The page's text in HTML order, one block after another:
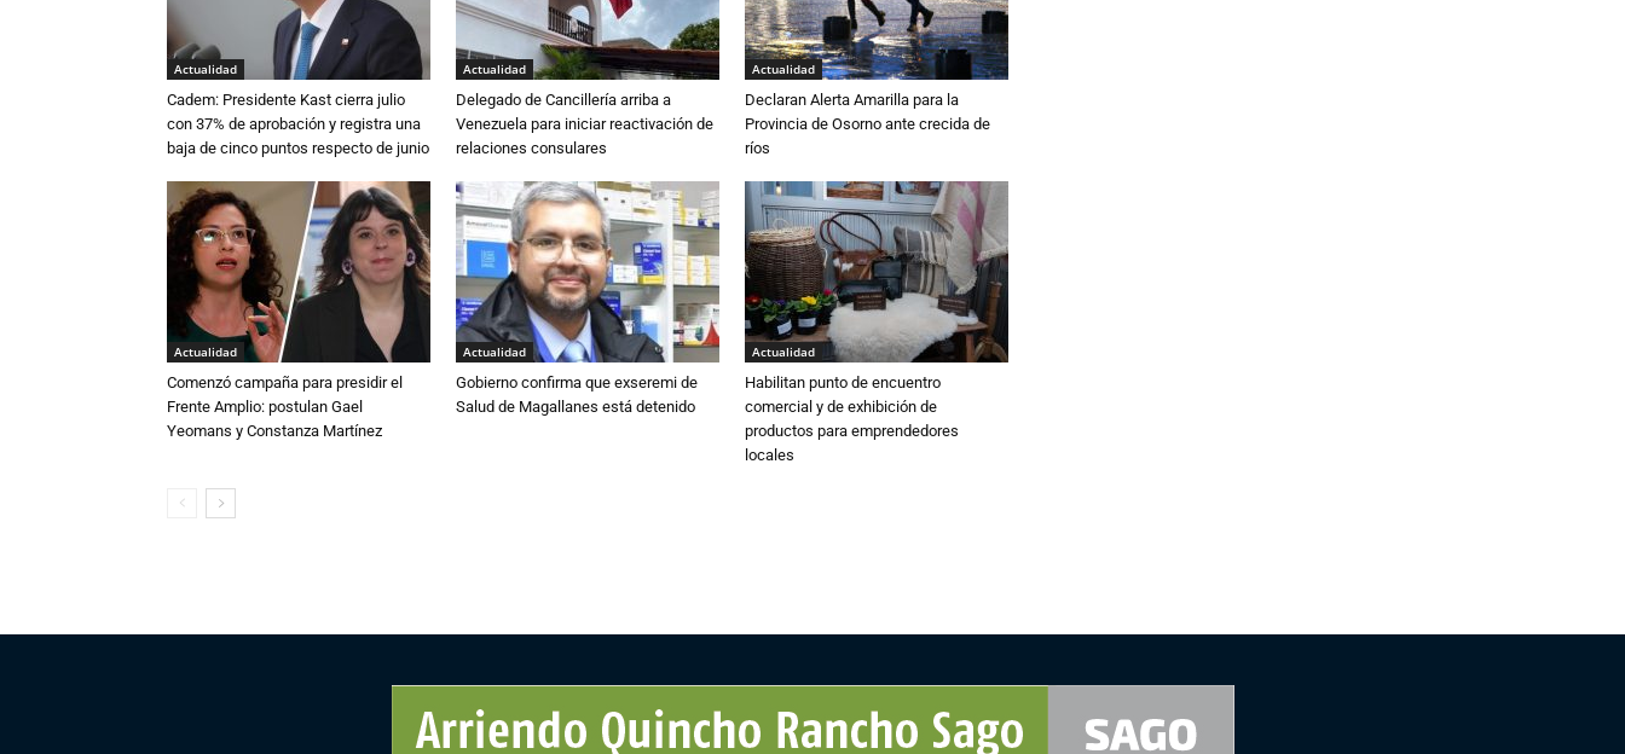
Actualidad
Cadem: Presidente Kast cierra julio
con 37% de aprobación y registra una
baja de cinco puntos respecto de junio
Actualidad
Delegado de Cancillería arriba a
Venezuela para iniciar reactivación de
relaciones consulares
Actualidad
Declaran Alerta Amarilla para la
Provincia de Osorno ante crecida de
ríos
Actualidad
Comenzó campaña para presidir el
Frente Amplio: postulan Gael
Yeomans y Constanza Martínez
Actualidad
Gobierno confirma que exseremi de
Salud de Magallanes está detenido
Actualidad
Habilitan punto de encuentro
comercial y de exhibición de
productos para emprendedores
locales